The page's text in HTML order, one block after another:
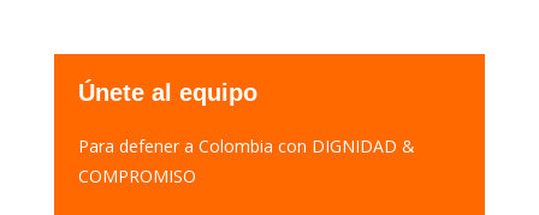
Únete al equipo
Para defener a Colombia con DIGNIDAD &
COMPROMISO